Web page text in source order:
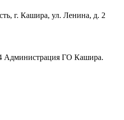
г. Кашира, ул. Ленина, д. 2
Администрация ГО Кашира.